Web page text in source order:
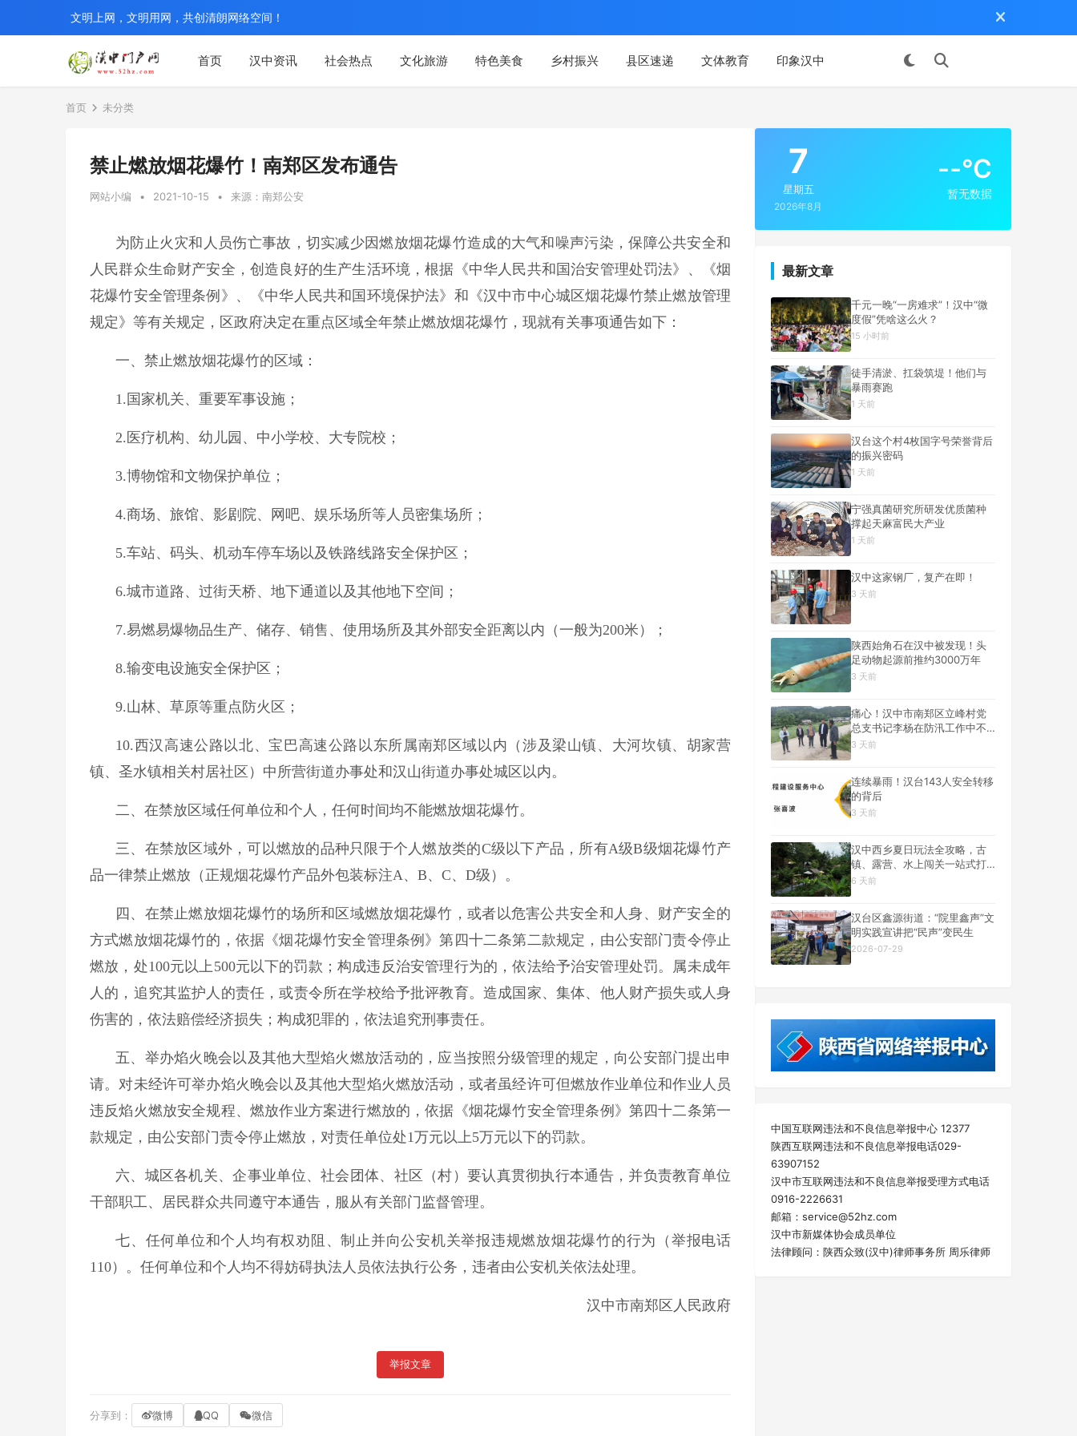
首页 汉中资讯 社会热点 文化旅游 特色美食 乡村振兴 县区速递 文体教育 印象汉中
文明上网，文明用网，共创清朗网络空间！
首页 未分类
禁止燃放烟花爆竹！南郑区发布通告
网站小编 • 2021-10-15 • 来源：南郑公安
为防止火灾和人员伤亡事故，切实减少因燃放烟花爆竹造成的大气和噪声污染，保障公共安全和
人民群众生命财产安全，创造良好的生产生活环境，根据《中华人民共和国治安管理处罚法》、《烟
花爆竹安全管理条例》、《中华人民共和国环境保护法》和《汉中市中心城区烟花爆竹禁止燃放管理
规定》等有关规定，区政府决定在重点区域全年禁止燃放烟花爆竹，现就有关事项通告如下：
一、禁止燃放烟花爆竹的区域：
1.国家机关、重要军事设施；
2.医疗机构、幼儿园、中小学校、大专院校；
3.博物馆和文物保护单位；
4.商场、旅馆、影剧院、网吧、娱乐场所等人员密集场所；
5.车站、码头、机动车停车场以及铁路线路安全保护区；
6.城市道路、过街天桥、地下通道以及其他地下空间；
7.易燃易爆物品生产、储存、销售、使用场所及其外部安全距离以内（一般为200米）；
8.输变电设施安全保护区；
9.山林、草原等重点防火区；
10.西汉高速公路以北、宝巴高速公路以东所属南郑区域以内（涉及梁山镇、大河坎镇、胡家营
镇、圣水镇相关村居社区）中所营街道办事处和汉山街道办事处城区以内。
二、在禁放区域任何单位和个人，任何时间均不能燃放烟花爆竹。
三、在禁放区域外，可以燃放的品种只限于个人燃放类的C级以下产品，所有A级B级烟花爆竹产
品一律禁止燃放（正规烟花爆竹产品外包装标注A、B、C、D级）。
四、在禁止燃放烟花爆竹的场所和区域燃放烟花爆竹，或者以危害公共安全和人身、财产安全的
方式燃放烟花爆竹的，依据《烟花爆竹安全管理条例》第四十二条第二款规定，由公安部门责令停止
燃放，处100元以上500元以下的罚款；构成违反治安管理行为的，依法给予治安管理处罚。属未成年
人的，追究其监护人的责任，或责令所在学校给予批评教育。造成国家、集体、他人财产损失或人身
伤害的，依法赔偿经济损失；构成犯罪的，依法追究刑事责任。
五、举办焰火晚会以及其他大型焰火燃放活动的，应当按照分级管理的规定，向公安部门提出申
请。对未经许可举办焰火晚会以及其他大型焰火燃放活动，或者虽经许可但燃放作业单位和作业人员
违反焰火燃放安全规程、燃放作业方案进行燃放的，依据《烟花爆竹安全管理条例》第四十二条第一
款规定，由公安部门责令停止燃放，对责任单位处1万元以上5万元以下的罚款。
六、城区各机关、企事业单位、社会团体、社区（村）要认真贯彻执行本通告，并负责教育单位
干部职工、居民群众共同遵守本通告，服从有关部门监督管理。
七、任何单位和个人均有权劝阻、制止并向公安机关举报违规燃放烟花爆竹的行为（举报电话
110）。任何单位和个人均不得妨碍执法人员依法执行公务，违者由公安机关依法处理。
汉中市南郑区人民政府
举报文章
分享到： 微博 QQ 微信
7
星期五
2026年8月
--°C
暂无数据
最新文章
千元一晚“一房难求”！汉中“微
度假”凭啥这么火？
15 小时前
徒手清淤、扛袋筑堤！他们与
暴雨赛跑
1 天前
汉台这个村4枚国字号荣誉背后
的振兴密码
1 天前
宁强真菌研究所研发优质菌种
撑起天麻富民大产业
1 天前
汉中这家钢厂，复产在即！
3 天前
陕西始角石在汉中被发现！头
足动物起源前推约3000万年
3 天前
痛心！汉中市南郑区立峰村党
总支书记李杨在防汛工作中不
幸遇难
3 天前
连续暴雨！汉台143人安全转移
的背后
3 天前
汉中西乡夏日玩法全攻略，古
镇、露营、水上闯关一站式打
卡
6 天前
汉台区鑫源街道：“院里鑫声”文
明实践宣讲把“民声”变民生
2026-07-29
中国互联网违法和不良信息举报中心 12377
陕西互联网违法和不良信息举报电话029-
63907152
汉中市互联网违法和不良信息举报受理方式电话
0916-2226631
邮箱：service@52hz.com
汉中市新媒体协会成员单位
法律顾问：陕西众致(汉中)律师事务所 周乐律师